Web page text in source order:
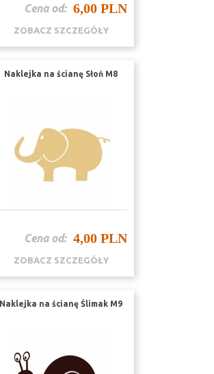
Cena od: 6,00 PLN
ZOBACZ SZCZEGÓŁY
Naklejka na ścianę Słoń M8
Cena od: 4,00 PLN
ZOBACZ SZCZEGÓŁY
Naklejka na ścianę Ślimak M9